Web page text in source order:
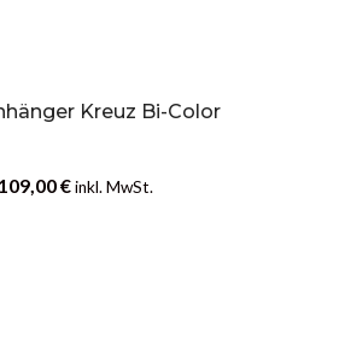
Kreuz Bi-Color
109,00€ inkl. MwSt.